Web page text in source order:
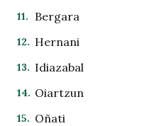
Bergara
Hernani
Idiazabal
Oiartzun
Oñati